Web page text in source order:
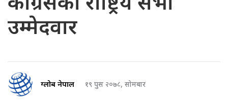
उम्मेदवार
ग्लोब नेपाल १९ पुस २०७८, सोमबार